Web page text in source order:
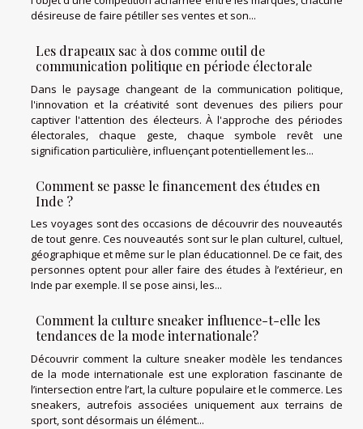
désireuse de faire pétiller ses ventes et son...
Les drapeaux sac à dos comme outil de
communication politique en période électorale
Dans le paysage changeant de la communication politique,
l'innovation et la créativité sont devenues des piliers pour
captiver l'attention des électeurs. À l'approche des périodes
électorales, chaque geste, chaque symbole revêt une
signification particulière, influençant potentiellement les...
Comment se passe le financement des études en
Inde ?
Les voyages sont des occasions de découvrir des nouveautés
de tout genre. Ces nouveautés sont sur le plan culturel, cultuel,
géographique et même sur le plan éducationnel. De ce fait, des
personnes optent pour aller faire des études à l’extérieur, en
Inde par exemple. Il se pose ainsi, les...
Comment la culture sneaker influence-t-elle les
tendances de la mode internationale?
Découvrir comment la culture sneaker modèle les tendances
de la mode internationale est une exploration fascinante de
l’intersection entre l’art, la culture populaire et le commerce. Les
sneakers, autrefois associées uniquement aux terrains de
sport, sont désormais un élément...